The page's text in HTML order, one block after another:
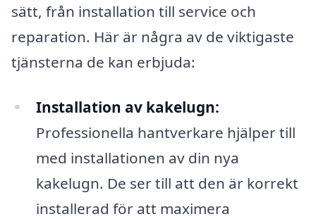
sätt, från installation till service och
reparation. Här är några av de viktigaste
tjänsterna de kan erbjuda:
Installation av kakelugn:
Professionella hantverkare hjälper till
med installationen av din nya
kakelugn. De ser till att den är korrekt
installerad för att maximera